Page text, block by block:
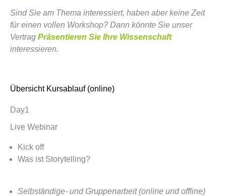
Sind Sie am Thema interessiert, haben aber keine Zeit
für einen vollen Workshop? Dann könnte Sie unser
Vertrag Präsentieren Sie Ihre Wissenschaft
interessieren.
Übersicht Kursablauf (online)
Day1
Live Webinar
Kick off
Was ist Storytelling?
Selbständige- und Gruppenarbeit (online und offline)